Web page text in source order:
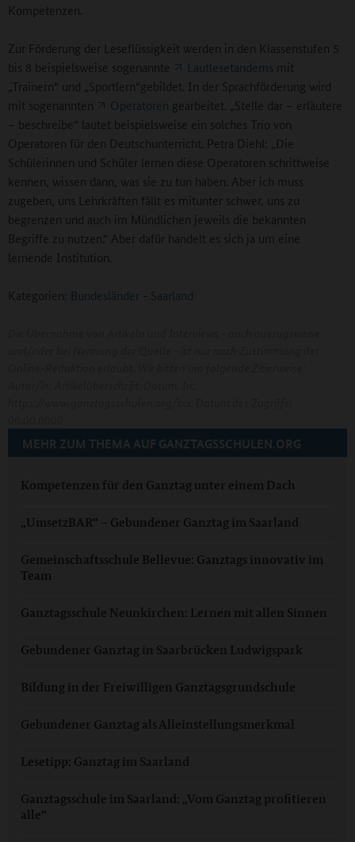
Kompetenzen.
Zur Förderung der Leseflüssigkeit werden in den Klassenstufen 5
bis 8 beispielsweise
sogenannte Lautlesetandems mit
„Trainern“ und „Sportlern“gebildet. In der Sprachförderung wird
mit sogenannten
Operatoren gearbeitet. „Stelle dar – erläutere
– beschreibe“ lautet beispielsweise ein solches Trio von
Operatoren für den Deutschunterricht. Petra Diehl: „Die
Schülerinnen und Schüler lernen diese Operatoren schrittweise
kennen, wissen dann, was sie zu tun haben. Aber ich muss
zugeben, uns Lehrkräften fällt es mitunter schwer, uns zu
begrenzen und auch im Mündlichen jeweils die bekannten
Begriffe zu nutzen.“ Aber dafür handelt es sich ja um eine
lernende Institution.
Kategorien: Bundesländer - Saarland
MEHR ZUM THEMA AUF GANZTAGSSCHULEN.ORG
Kompetenzen für den Ganztag unter einem Dach
„UmsetzBAR“ – Gebundener Ganztag im Saarland
Gemeinschaftsschule Bellevue: Ganztags innovativ im
Team
Ganztagsschule Neunkirchen: Lernen mit allen Sinnen
Gebundener Ganztag in Saarbrücken Ludwigspark
Bildung in der Freiwilligen Ganztagsgrundschule
Gebundener Ganztag als Alleinstellungsmerkmal
Lesetipp: Ganztag im Saarland
Ganztagsschule im Saarland: „Vom Ganztag profitieren
alle“